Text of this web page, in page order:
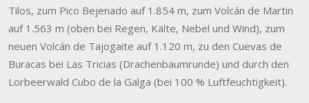
Tilos, zum Pico Bejenado auf 1.854 m, zum Volcán de Martin
auf 1.563 m (oben bei Regen, Kälte, Nebel und Wind), zum
neuen Volcán de Tajogaite auf 1.120 m, zu den Cuevas de
Buracas bei Las Tricias (Drachenbaumrunde) und durch den
Lorbeerwald Cubo de la Galga (bei 100 % Luftfeuchtigkeit).